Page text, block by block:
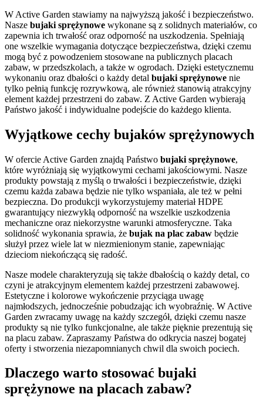
W Active Garden stawiamy na najwyższą jakość i bezpieczeństwo.
Nasze bujaki sprężynowe wykonane są z solidnych materiałów, co
zapewnia ich trwałość oraz odporność na uszkodzenia. Spełniają
one wszelkie wymagania dotyczące bezpieczeństwa, dzięki czemu
mogą być z powodzeniem stosowane na publicznych placach
zabaw, w przedszkolach, a także w ogrodach. Dzięki estetycznemu
wykonaniu oraz dbałości o każdy detal bujaki sprężynowe nie
tylko pełnią funkcję rozrywkową, ale również stanowią atrakcyjny
element każdej przestrzeni do zabaw. Z Active Garden wybierają
Państwo jakość i indywidualne podejście do każdego klienta.
Wyjątkowe cechy bujaków sprężynowych
W ofercie Active Garden znajdą Państwo bujaki sprężynowe,
które wyróżniają się wyjątkowymi cechami jakościowymi. Nasze
produkty powstają z myślą o trwałości i bezpieczeństwie, dzięki
czemu każda zabawa będzie nie tylko wspaniała, ale też w pełni
bezpieczna. Do produkcji wykorzystujemy materiał HDPE
gwarantujący niezwykłą odporność na wszelkie uszkodzenia
mechaniczne oraz niekorzystne warunki atmosferyczne. Taka
solidność wykonania sprawia, że bujak na plac zabaw będzie
służył przez wiele lat w niezmienionym stanie, zapewniając
dzieciom niekończącą się radość.
Nasze modele charakteryzują się także dbałością o każdy detal, co
czyni je atrakcyjnym elementem każdej przestrzeni zabawowej.
Estetyczne i kolorowe wykończenie przyciąga uwagę
najmłodszych, jednocześnie pobudzając ich wyobraźnię. W Active
Garden zwracamy uwagę na każdy szczegół, dzięki czemu nasze
produkty są nie tylko funkcjonalne, ale także pięknie prezentują się
na placu zabaw. Zapraszamy Państwa do odkrycia naszej bogatej
oferty i stworzenia niezapomnianych chwil dla swoich pociech.
Dlaczego warto stosować bujaki
sprężynowe na placach zabaw?